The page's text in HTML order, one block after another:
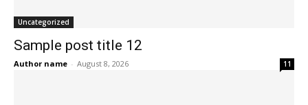
Uncategorized
Sample post title 12
Author name - August 8, 2026 11